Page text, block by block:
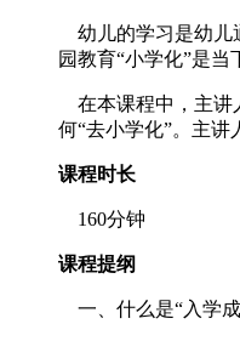
幼儿的学习是幼儿
园教育“小学化”是当
在本课程中，主讲
何“去小学化”。主讲
课程时长
160分钟
课程提纲
一、什么是“入学